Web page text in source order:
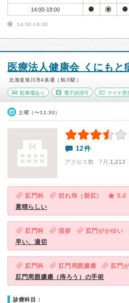
14:00-19:00
14:00-16:30
医療法人健康会 くにもと
北海道旭川市4条通（旭川駅）
駐車場あり 電子決済可 マイナ受
土曜（〜11:30）
12件
アクセス数 7月:1,213
肛門科 切れ痔（裂肛）
5.0
素晴らしい
肛門科 湿疹 肛門がかゆい
早い、適切
肛門科 肛門周囲膿瘍 肛門
肛門周囲膿瘍（痔ろう）の手術
診療科目：